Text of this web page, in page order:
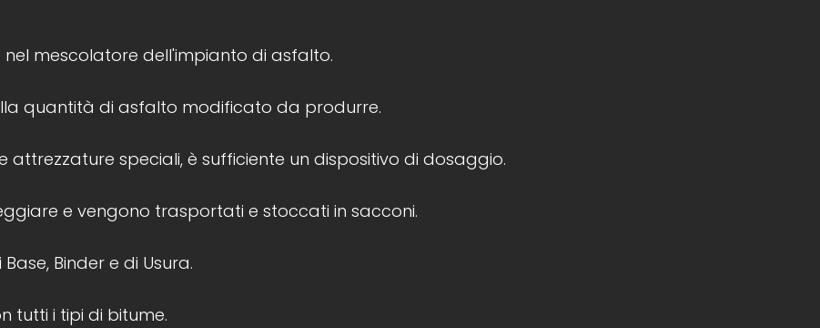
mescolatore dell'impianto di asfalto.
quantità di asfalto modificato da produrre.
attrezzature speciali, è sufficiente un dispositivo di dosaggio.
e vengono trasportati e stoccati in sacconi.
Binder e di Usura.
tutti i tipi di bitume.